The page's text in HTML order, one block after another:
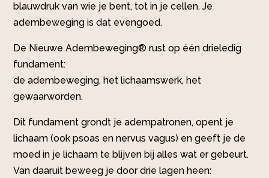
blauwdruk van wie je bent, tot in je cellen. Je
adembeweging is dat evengoed.
De Nieuwe Adembeweging® rust op één drieledig
fundament:
de adembeweging, het lichaamswerk, het
gewaarworden.
Dit fundament grondt je adempatronen, opent je
lichaam (ook psoas en nervus vagus) en geeft je de
moed in je lichaam te blijven bij alles wat er gebeurt.
Van daaruit beweeg je door drie lagen heen: